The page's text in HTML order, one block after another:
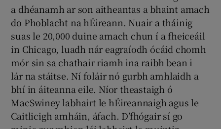
a dhéanamh ar son aitheantas a bhaint amach
do Phoblacht na hÉireann. Nuair a tháinig
suas le 20,000 duine amach chun í a fheiceáil
in Chicago, luadh nár eagraíodh ócáid chomh
mór sin sa chathair riamh ina raibh bean i
lár na stáitse. Ní foláir nó gurbh amhlaidh a
bhí in áiteanna eile. Níor theastaigh ó
MacSwiney labhairt le hÉireannaigh agus le
Caitlicigh amháin, áfach. D’fhógair sí go